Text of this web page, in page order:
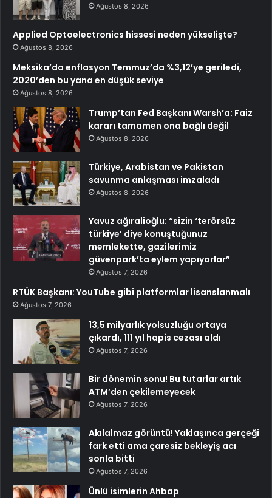
Ağustos 8, 2026
Applied Optoelectronics hissesi neden yükselişte?
Ağustos 8, 2026
Meksika’da enflasyon Temmuz’da %3,12’ye geriledi,
2020’den bu yana en düşük seviye
Ağustos 8, 2026
Trump’tan Fed Başkanı Warsh’a: Faiz
kararı tamamen ona bağlı değil
Ağustos 8, 2026
Türkiye, Arabistan ve Pakistan
savunma anlaşması imzaladı
Ağustos 8, 2026
Yavuz ağıralioğlu: “sizin ‘terörsüz
türkiye’ diye konuştuğunuz
memlekette, gazilerimiz
güvenpark’ta eylem yapıyorlar”
Ağustos 7, 2026
RTÜK Başkanı: YouTube gibi platformlar lisanslanmalı
Ağustos 7, 2026
13,5 milyarlık yolsuzluğu ortaya
çıkardı, 111 yıl hapis cezası aldı
Ağustos 7, 2026
Bir dönemin sonu! Bu tutarlar artık
ATM’den çekilemeyecek
Ağustos 7, 2026
Akılalmaz görüntü! Yaklaşınca gerçeği
fark etti ama çaresiz bekleyiş acı
sonla bitti
Ağustos 7, 2026
Ünlü isimlerin Ahbap